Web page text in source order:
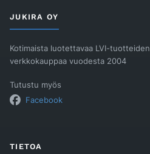
JUKIRA OY
Kotimaista luotettavaa LVI-tuotteiden
verkkokauppaa vuodesta 2004
Tutustu myös
Facebook
TIETOA